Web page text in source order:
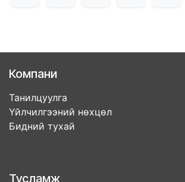
Компани
Танилцуулга
Үйлчилгээний нөхцөл
Бидний тухай
Тусламж